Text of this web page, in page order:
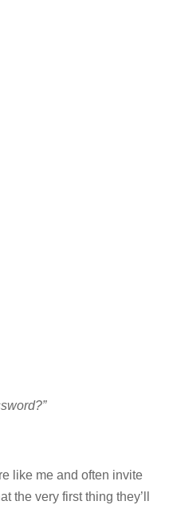
like me and often invite
the very first thing they’ll